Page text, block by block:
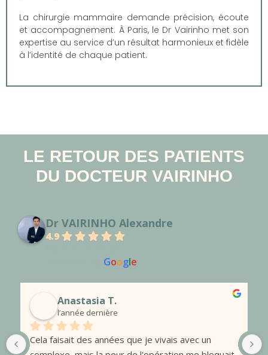
La chirurgie mammaire demande précision, écoute
et accompagnement. À Paris, le Dr Vairinho met son
expertise au service d’un résultat harmonieux et fidèle
à l’identité de chaque patient.
LE RETOUR DES PATIENTS
DU DOCTEUR VAIRINHO
Dr VAIRINHO Alexandre
4.9
Google
Melissa M.
l’année dernière
Je tenais à vous remercier Monsieur VAIRINHO